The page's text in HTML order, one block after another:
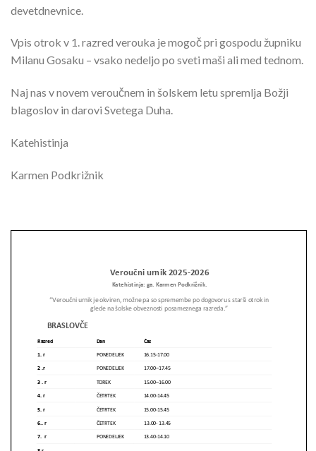
devetdnevnice.
Vpis otrok v 1. razred verouka je mogoč pri gospodu župniku
Milanu Gosaku – vsako nedeljo po sveti maši ali med tednom.
Naj nas v novem veroučnem in šolskem letu spremlja Božji
blagoslov in darovi Svetega Duha.
Katehistinja
Karmen Podkrižnik